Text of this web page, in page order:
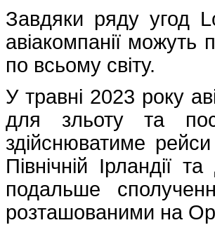
Завдяки ряду угод
авіакомпанії можуть
по всьому світу.
У травні 2023 року
для зльоту та
здійснюватиме
Північній Ірландії
подальше
розташованими на